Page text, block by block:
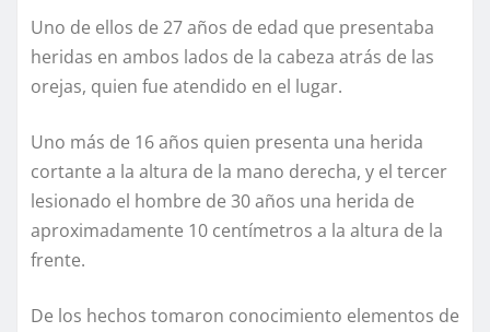
Uno de ellos de 27 años de edad que presentaba
heridas en ambos lados de la cabeza atrás de las
orejas, quien fue atendido en el lugar.
Uno más de 16 años quien presenta una herida
cortante a la altura de la mano derecha, y el tercer
lesionado el hombre de 30 años una herida de
aproximadamente 10 centímetros a la altura de la
frente.
De los hechos tomaron conocimiento elementos de